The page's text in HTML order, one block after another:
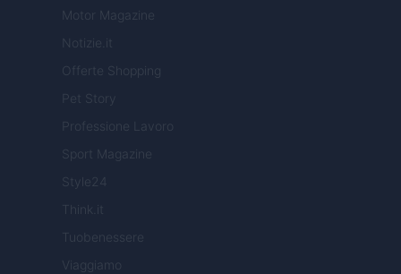
Motor Magazine
Notizie.it
Offerte Shopping
Pet Story
Professione Lavoro
Sport Magazine
Style24
Think.it
Tuobenessere
Viaggiamo